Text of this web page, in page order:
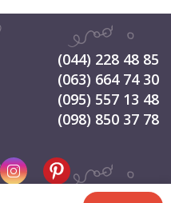
(044) 228 48 85
(063) 664 74 30
(095) 557 13 48
(098) 850 37 78